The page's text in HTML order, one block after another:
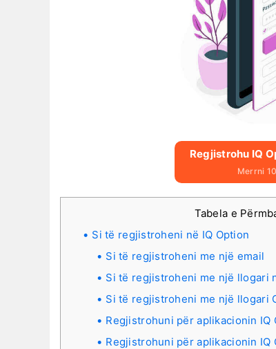
Regjistrohu IQ
Merrni
Tabela e
Si të regjistroheni në IQ Option
Si të regjistroheni me një email
Si të regjistroheni me një llogari
Si të regjistroheni me një llogari
Regjistrohuni për aplikacionin IQ
Regjistrohuni për aplikacionin IQ